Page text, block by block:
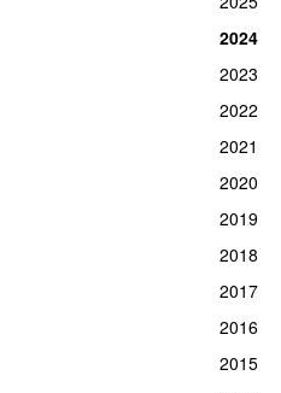
2024
2023
2022
2021
2020
2019
2018
2017
2016
2015